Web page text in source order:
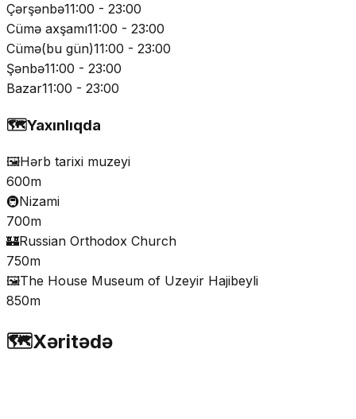
Çərşənbə11:00 - 23:00
Cümə axşamı11:00 - 23:00
Cümə(bu gün)11:00 - 23:00
Şənbə11:00 - 23:00
Bazar11:00 - 23:00
🗺️Yaxınlıqda
🖼️Hərb tarixi muzeyi
600m
🚇Nizami
700m
🏰Russian Orthodox Church
750m
🖼️The House Museum of Uzeyir Hajibeyli
850m
🗺️Xəritədə